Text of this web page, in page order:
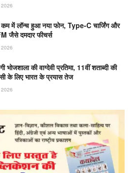
में लॉन्च हुआ नया फोन, Type-C चार्जिंग और
जैसे दमदार फीचर्स
भोजशाला की वाग्देवी प्रतिमा, 11वीं शताब्दी की
के लिए भारत के प्रयास तेज